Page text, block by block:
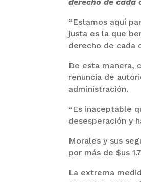
derecho de cada
“Estamos aquí
justa es la que
derecho de cada
De esta manera,
renuncia de
administración.
“Es inaceptable
desesperación y
Morales y sus
por más de $us
La extrema